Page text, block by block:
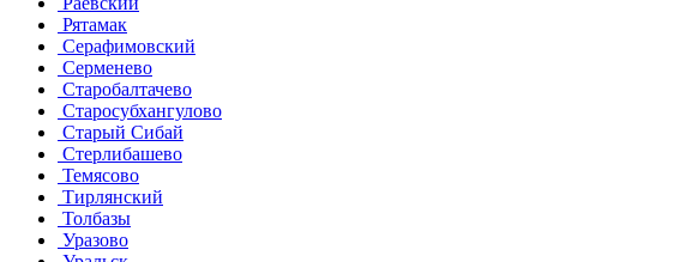
Рятамак
Серафимовский
Серменево
Старобалтачево
Старосубхангулово
Старый Сибай
Стерлибашево
Темясово
Тирлянский
Толбазы
Уразово